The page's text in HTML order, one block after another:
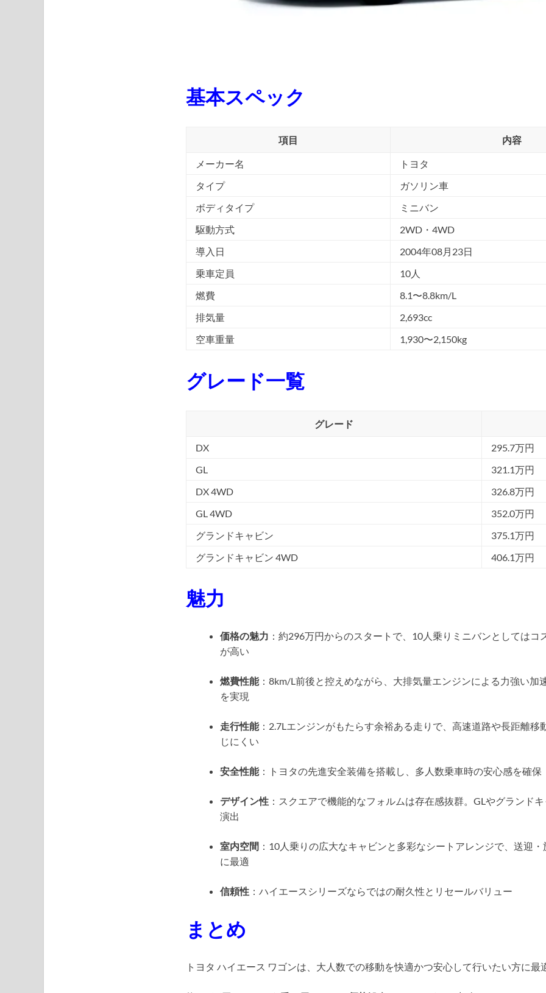
基本スペック
項目 内容
メーカー名
トヨタ
タイプ
ガソリン車
ボディタイプ
ミニバン
駆動方式
2WD・4WD
導入日
2004年08月23日
乗車定員
10人
燃費
8.1〜8.8km/L
排気量
2,693cc
空車重量
1,930〜2,150kg
グレード一覧
グレード
DX
295.7万円
GL
321.1万円
DX 4WD
326.8万円
GL 4WD
352.0万円
グランドキャビン
375.1万円
グランドキャビン 4WD
406.1万円
魅力
価格の魅力 ：約296万円からのスタートで、10人乗りミニバンとしてはコ
が高い
燃費性能：8km/L前後と控えめながら、大排気量エンジンによる力強い加
を実現
走行性能：2.7Lエンジンがもたらす余裕ある走りで、高速道路や長距離移
じにくい
安全性能：トヨタの先進安全装備を搭載し、多人数乗車時の安心感を確保
デザイン性：スクエアで機能的なフォルムは存在感抜群。GLやグランド
演出
室内空間 ：10人乗りの広大なキャビンと多彩なシートアレンジで、送迎
に最適
信頼性：ハイエースシリーズならではの耐久性とリセールバリュー
まとめ
トヨタ ハイエース ワゴンは、大人数での移動を快適かつ安心して行いたい方に最